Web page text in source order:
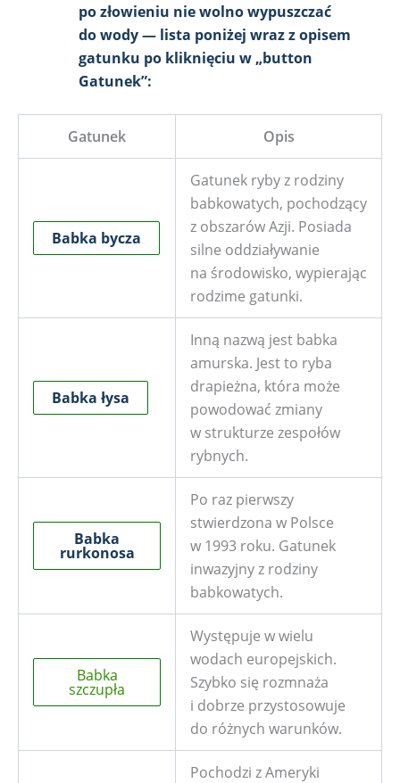
po złowieniu nie wolno wypuszczać
do wody — lista poniżej wraz z opisem
gatunku po kliknięciu w „button
Gatunek”:
Gatunek Opis
Babka bycza
Gatunek ryby z rodziny
babkowatych, pochodzący
z obszarów Azji. Posiada
silne oddziaływanie
na środowisko, wypierając
rodzime gatunki.
Babka łysa
Inną nazwą jest babka
amurska. Jest to ryba
drapieżna, która może
powodować zmiany
w strukturze zespołów
rybnych.
Babka
rurkonosa
Po raz pierwszy
stwierdzona w Polsce
w 1993 roku. Gatunek
inwazyjny z rodziny
babkowatych.
Babka
szczupła
Występuje w wielu
wodach europejskich.
Szybko się rozmnaża
i dobrze przystosowuje
do różnych warunków.
Pochodzi z Ameryki